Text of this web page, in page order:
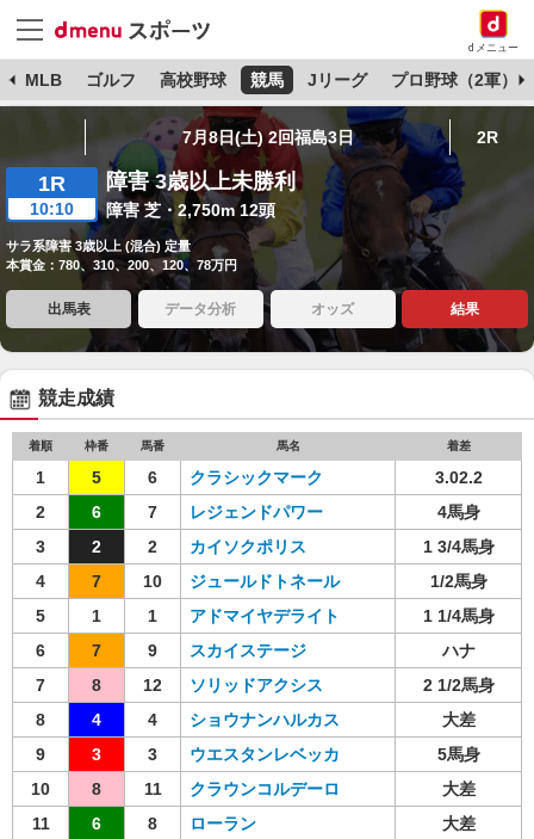
dメニュー
MLB ゴルフ 高校野球 競馬 Jリーグ プロ野球（2軍）
7月8日(土) 2回福島3日 2R
1R
10:10
障害 3歳以上未勝利
障害 芝・2,750m 12頭
サラ系障害 3歳以上 (混合) 定量
本賞金：780、310、200、120、78万円
出馬表 データ分析 オッズ 結果
競走成績
着順 枠番 馬番 馬名 着差
1 5 6 クラシックマーク
3.02.2
2
6 7 レジェンドパワー
4馬身
3
2 2 カイソクポリス
1 3/4馬身
4
7 10 ジュールドトネール
1/2馬身
5
1 1 アドマイヤデライト
1 1/4馬身
6
7 9 スカイステージ
ハナ
7
8 12 ソリッドアクシス
2 1/2馬身
8
4 4 ショウナンハルカス
大差
9
3 3 ウエスタンレベッカ
5馬身
10
8 11 クラウンコルデーロ
大差
11
6 8 ローラン
大差